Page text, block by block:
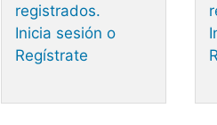
registrados.
Inicia sesión o
Regístrate